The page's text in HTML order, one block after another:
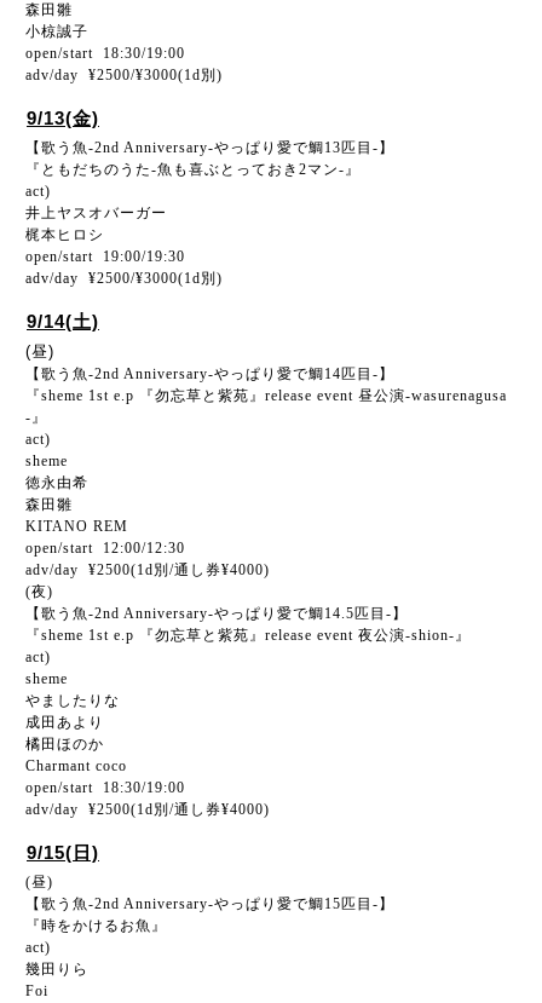
森田雛
小椋誠子
open/start 18:30/19:00
adv/day ¥2500/¥3000(1d別)
9/13(金)
【歌う魚-2nd Anniversary-やっぱり愛で鯛13匹目-】
『ともだちのうた-魚も喜ぶとっておき2マン-』
act)
井上ヤスオバーガー
梶本ヒロシ
open/start 19:00/19:30
adv/day ¥2500/¥3000(1d別)
9/14(土)
(昼)
【歌う魚-2nd Anniversary-やっぱり愛で鯛14匹目-】
『sheme 1st e.p 『勿忘草と紫苑』release event 昼公演-wasurenagusa
-』
act)
sheme
徳永由希
森田雛
KITANO REM
open/start 12:00/12:30
adv/day ¥2500(1d別/通し券¥4000)
(夜)
【歌う魚-2nd Anniversary-やっぱり愛で鯛14.5匹目-】
『sheme 1st e.p 『勿忘草と紫苑』release event 夜公演-shion-』
act)
sheme
やましたりな
成田あより
橘田ほのか
Charmant coco
open/start 18:30/19:00
adv/day ¥2500(1d別/通し券¥4000)
9/15(日)
(昼)
【歌う魚-2nd Anniversary-やっぱり愛で鯛15匹目-】
『時をかけるお魚』
act)
幾田りら
Foi